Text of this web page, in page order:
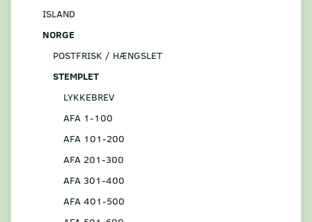
ISLAND
NORGE
POSTFRISK / HÆNGSLET
STEMPLET
LYKKEBREV
AFA 1-100
AFA 101-200
AFA 201-300
AFA 301-400
AFA 401-500